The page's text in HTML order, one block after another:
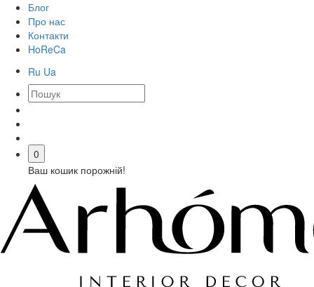
Блог
Про нас
Контакти
HoReCa
Ru Ua
0
Ваш кошик порожній!